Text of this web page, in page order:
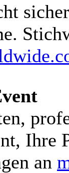
Ihre
an